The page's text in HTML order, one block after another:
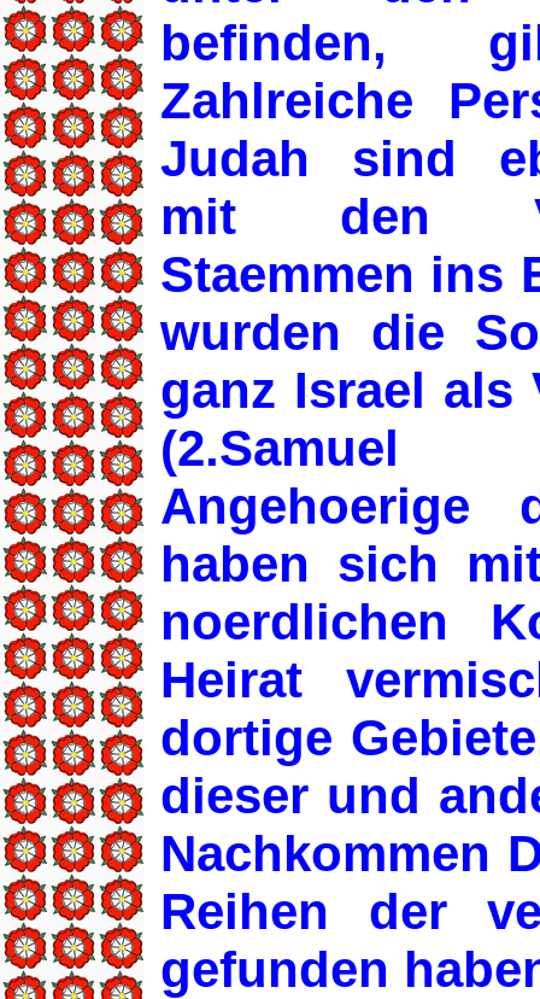
befinden,
Zahlreiche
Judah sind
mit den
Staemmen ins
wurden die
ganz Israel als
(2.Samuel
Angehoerige
haben sich
noerdlichen
Heirat
dortige
dieser und
Nachkommen
Reihen der
gefunden